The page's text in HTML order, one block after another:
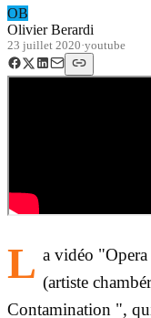
OB
Olivier Berardi
23 juillet 2020·youtube
L a vidéo
(artiste
Contamination ",